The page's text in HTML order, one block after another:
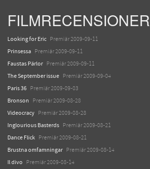
FILMRECENSIONER
Looking for Eric Premiär 2009-09-11
Prinsessa Premiär 2009-09-11
Faustas Pärlor Premiär 2009-09-11
The September issue Premiär 2009-09-04
Paris 36 Premiär 2009-09-03
Bronson Premiär 2009-08-28
Videocracy Premiär 2009-08-28
Inglourious Basterds Premiär 2009-08-21
Dance Flick Premiär 2009-08-21
Brustna omfamningar Premiär 2009-08-14
Il divo Premiär 2009-08-14